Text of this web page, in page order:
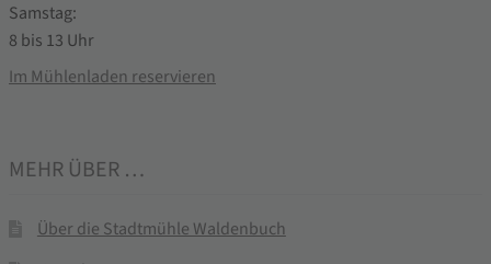
Samstag:
8 bis 13 Uhr
Im Mühlenladen reservieren
MEHR ÜBER …
Über die Stadtmühle Waldenbuch